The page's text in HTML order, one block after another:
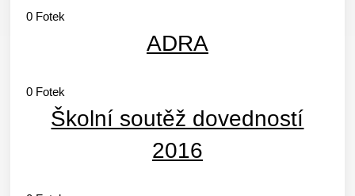
0 Fotek
ADRA
0 Fotek
Školní soutěž dovedností
2016